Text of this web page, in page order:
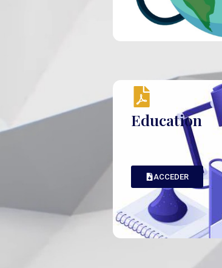
Education
ACCEDER